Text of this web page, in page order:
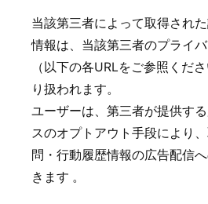
当該第三者によって取得され
情報は、当該第三者のプライ
（以下の各URLをご参照くだ
り扱われます。
ユーザーは、第三者が提供す
スのオプトアウト手段により
問・行動履歴情報の広告配信
きます 。